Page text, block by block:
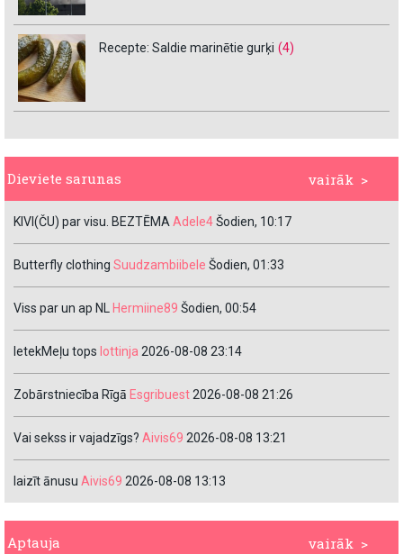
Recepte: Saldie marinētie gurķi (4)
vairāk >
Dieviete sarunas
KIVI(ČU) par visu. BEZTĒMAAdele4Šodien, 10:17
Butterfly clothing Suudzambiibele Šodien, 01:33
Viss par un ap NL Hermiine89 Šodien, 00:54
IetekMeļu tops lottinja 2026-08-08 23:14
Zobārstniecība Rīgā Esgribuest2026-08-08 21:26
Vai sekss ir vajadzīgs? Aivis69 2026-08-08 13:21
laizīt ānusu Aivis69 2026-08-08 13:13
vairāk >
Aptauja